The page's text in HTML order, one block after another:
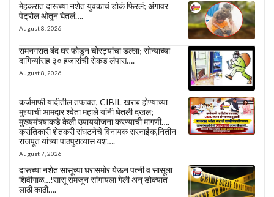
मेहकरात दारूच्या नशेत युवकाचं डोकं फिरलं; अंगावर
पेट्रोल ओतून घेतलं….
August 8, 2026
रामनगरात बंद घर फोडून चोरट्यांचा डल्ला; सोन्याच्या
दागिन्यांसह ३० हजारांची रोकड लंपास….
August 8, 2026
कर्जमाफी यादीतील तफावत, CIBIL खराब होण्याच्या
मुद्द्याची आमदार श्वेता महाले यांनी घेतली दखल;
मुख्यमंत्र्याकडे केली उपाययोजना करण्याची मागणी….
क्रांतिकारी शेतकरी संघटनेचे विनायक सरनाईक,नितीन
राजपूत यांच्या पाठपुराव्यास यश….
August 7, 2026
दारूच्या नशेत सासूच्या घरासमोर येऊन पत्नी व सासूला
शिवीगाळ…!सासू समजून सांगायला गेली अन् डोक्यात
लाठी काठी….